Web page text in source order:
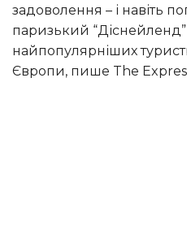
задоволення – і навіть
паризький
найпопулярніших
Європи, пише The